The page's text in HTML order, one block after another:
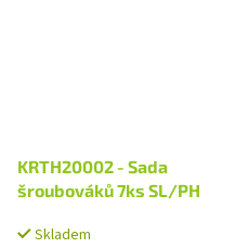
KRTH20002 - Sada
šroubováků 7ks SL/PH
Skladem